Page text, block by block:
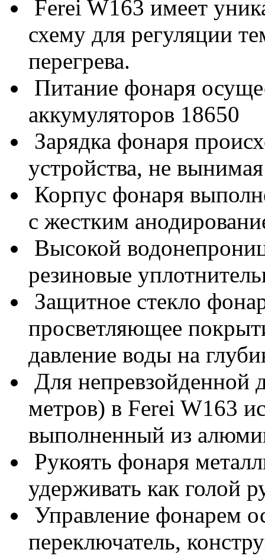
Ferei W163 имеет
схему для регуляции
перегрева.
Питание фонаря
аккумуляторов 18650
Зарядка фонаря
устройства, не
Корпус фонаря
с жестким
Высокой
резиновые
Защитное стекло
просветляющее
давление воды на
Для непревзойденной
метров) в Ferei W163
выполненный из
Рукоять фонаря
удерживать как голой
Управление фонарем
переключатель,